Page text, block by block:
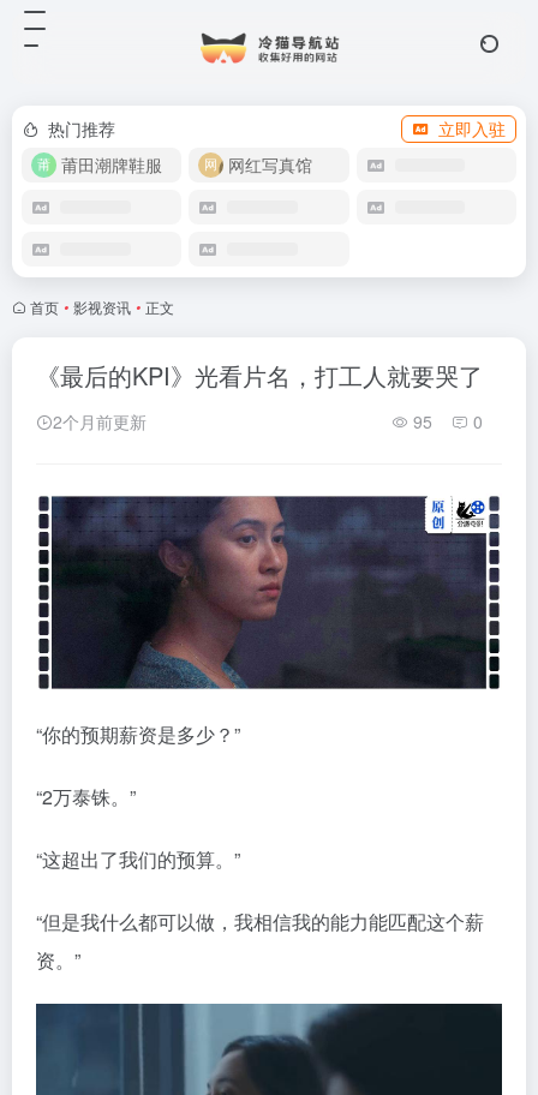
热门推荐
立即入驻
莆田潮牌鞋服
网红写真馆
首页 • 影视资讯 • 正文
《最后的KPI》光看片名，打工人就要哭了
2个月前更新 95 0
“你的预期薪资是多少？”
“2万泰铢。”
“这超出了我们的预算。”
“但是我什么都可以做，我相信我的能力能匹配这个薪
资。”